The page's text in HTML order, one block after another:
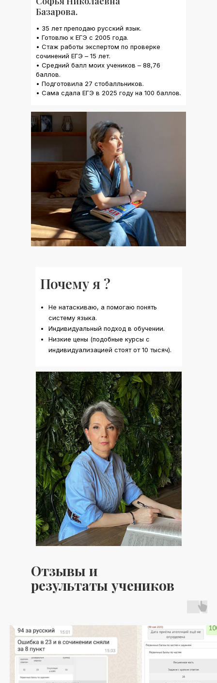
• 35 лет преподаю русский язык.
• Готовлю к ЕГЭ с 2005 года.
• Стаж работы экспертом по проверке
сочинений ЕГЭ – 15 лет.
• Средний балл моих учеников – 88,76
баллов.
• Подготовила 27 стобалльников.
• Сама сдала ЕГЭ в 2025 году на 100 баллов.
Базарова.
Не натаскиваю, а помогаю понять
систему языка.
Индивидуальный подход в обучении.
Низкие цены (подобные курсы с
индивидуализацией стоят от 10 тысяч).
Почему я ?
Отзывы и
результаты учеников